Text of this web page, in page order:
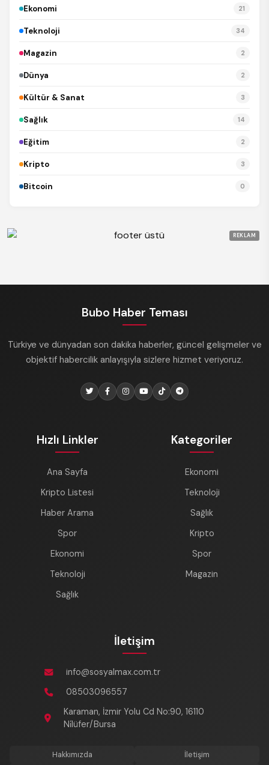
Ekonomi 21
Teknoloji 34
Magazin 2
Dünya 2
Kültür & Sanat 3
Sağlık 14
Eğitim 2
Kripto 3
Bitcoin 0
REKLAM
Bubo Haber Teması
Türkiye ve dünyadan son dakika haberler, güncel gelişmeler ve
objektif habercilik anlayışıyla sizlere hizmet veriyoruz.
Hızlı Linkler
Ana Sayfa
Kripto Listesi
Haber Arama
Spor
Ekonomi
Teknoloji
Sağlık
Kategoriler
Ekonomi
Teknoloji
Sağlık
Kripto
Spor
Magazin
İletişim
info@sosyalmax.com.tr
08503096557
Karaman, İzmir Yolu Cd No:90, 16110
Ni̇lüfer/Bursa
Hakkımızda İletişim